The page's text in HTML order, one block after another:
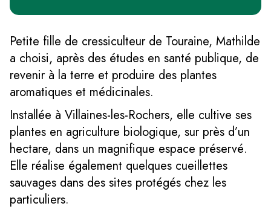
Petite fille de cressiculteur de Touraine, Mathilde
a choisi, après des études en santé publique, de
revenir à la terre et produire des plantes
aromatiques et médicinales.
Installée à Villaines-les-Rochers, elle cultive ses
plantes en agriculture biologique, sur près d’un
hectare, dans un magnifique espace préservé.
Elle réalise également quelques cueillettes
sauvages dans des sites protégés chez les
particuliers.